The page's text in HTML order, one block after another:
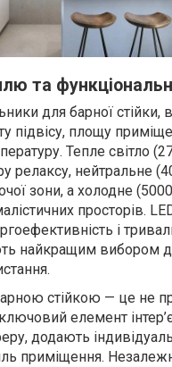
та
для барної стійки,
підвісу, площу
Тепле світло
релаксу, нейтральне
зони, а холодне
просторів.
і
найкращим вибором
стійкою — це не
елемент
додають
приміщення.